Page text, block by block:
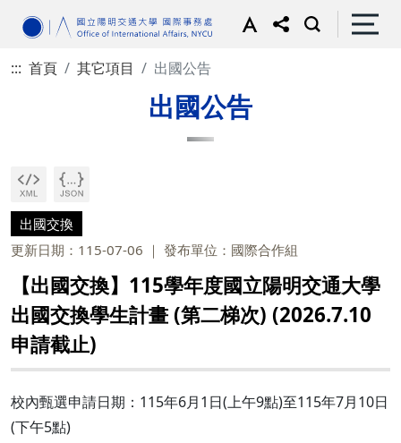
::: 首頁 其它項目 出國公告
出國公告
出國交換
更新日期：115-07-06
發布單位：國際合作組
【出國交換】115學年度國立陽明交通大學
出國交換學生計畫 (第二梯次) (2026.7.10
申請截止)
校內甄選申請日期：115年6月1日(上午9點)至115年7月10日
(下午5點)